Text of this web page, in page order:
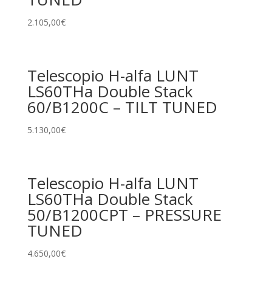
2.105,00€
Telescopio H-alfa LUNT
LS60THa Double Stack
60/B1200C – TILT TUNED
5.130,00€
Telescopio H-alfa LUNT
LS60THa Double Stack
50/B1200CPT – PRESSURE
TUNED
4.650,00€